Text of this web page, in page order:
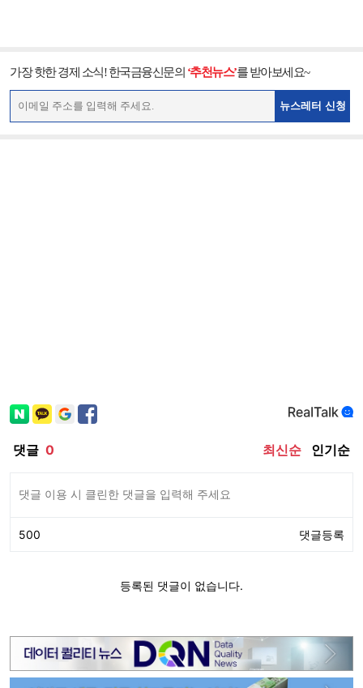
가장 핫한 경제 소식! 한국금융신문의 ‘추천뉴스’를 받아보세요~
뉴스레터 신청